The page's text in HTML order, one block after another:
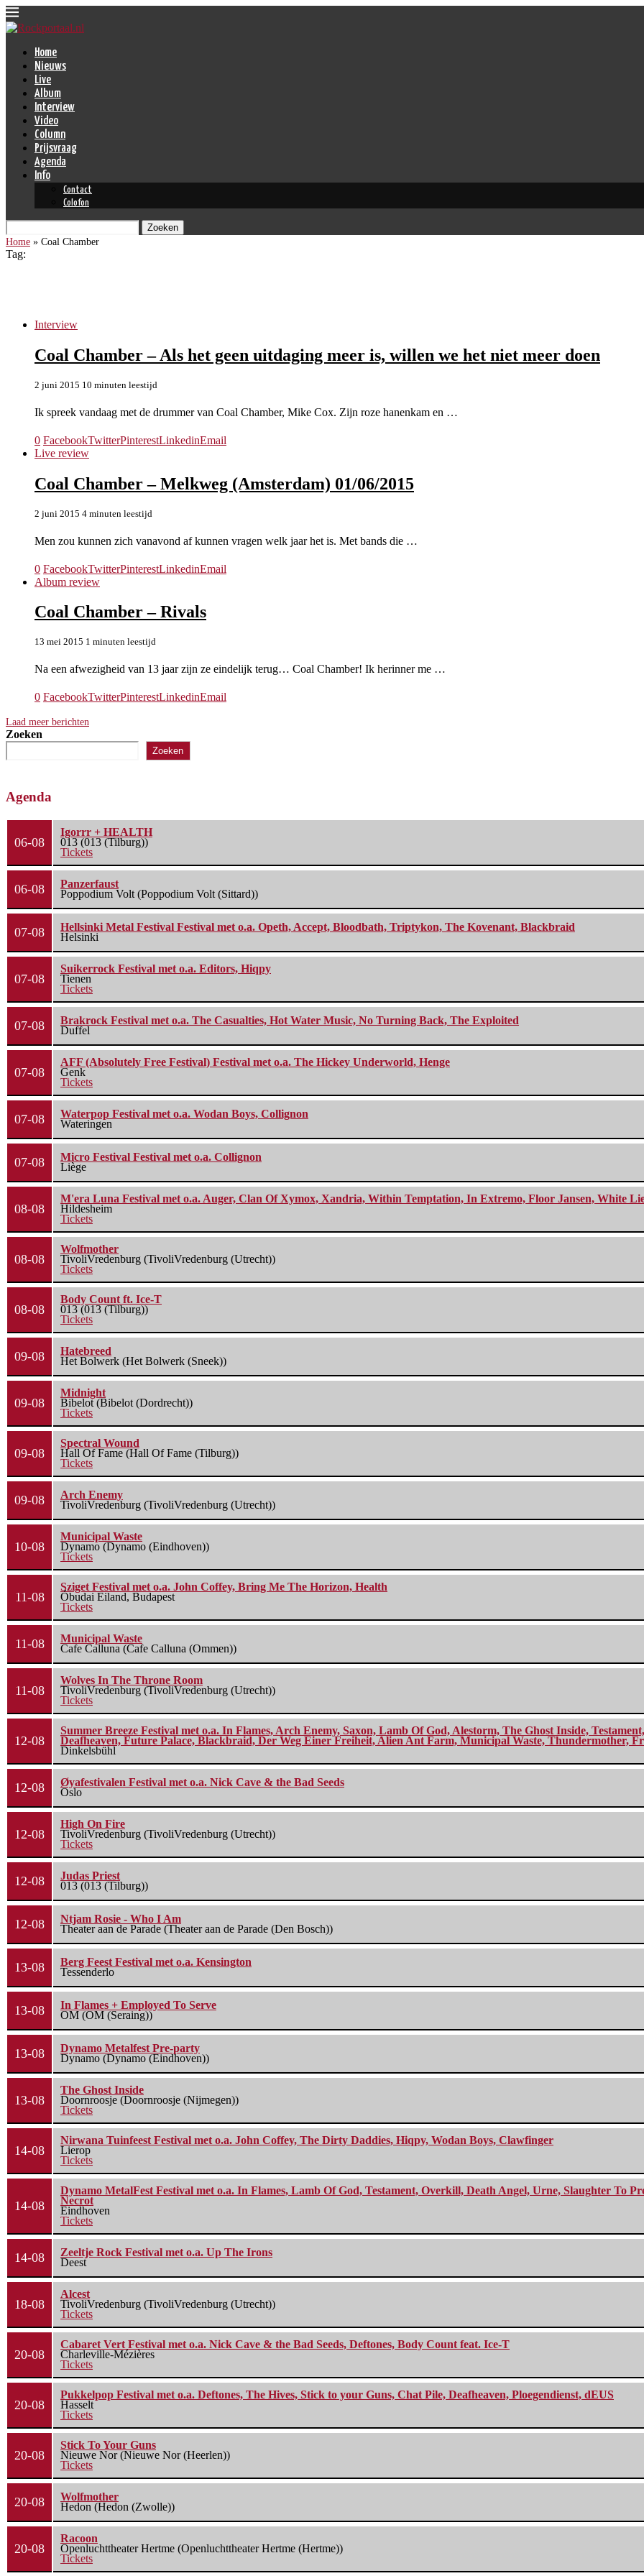
Home
Nieuws
Live
Album
Interview
Video
Column
Prijsvraag
Agenda
Info
Contact
Colofon
Zoeken
Home » Coal Chamber
Tag:
Interview
Coal Chamber – Als het geen uitdaging meer is, willen we het niet meer doen
2 juni 2015 10 minuten leestijd
Ik spreek vandaag met de drummer van Coal Chamber, Mike Cox. Zijn roze hanenkam en …
0 FacebookTwitterPinterestLinkedinEmail
Live review
Coal Chamber – Melkweg (Amsterdam) 01/06/2015
2 juni 2015 4 minuten leestijd
Men zou kunnen zich vanavond af kunnen vragen welk jaar het is. Met bands die …
0 FacebookTwitterPinterestLinkedinEmail
Album review
Coal Chamber – Rivals
13 mei 2015 1 minuten leestijd
Na een afwezigheid van 13 jaar zijn ze eindelijk terug… Coal Chamber! Ik herinner me …
0 FacebookTwitterPinterestLinkedinEmail
Laad meer berichten
Zoeken
Zoeken
Agenda
06-08
Igorrr + HEALTH
013 (013 (Tilburg))
Tickets
06-08
Panzerfaust
Poppodium Volt (Poppodium Volt (Sittard))
07-08
Hellsinki Metal Festival Festival met o.a. Opeth, Accept, Bloodbath, Triptykon, The Kovenant, Blackbraid
Helsinki
07-08
Suikerrock Festival met o.a. Editors, Hiqpy
Tienen
Tickets
07-08
Brakrock Festival met o.a. The Casualties, Hot Water Music, No Turning Back, The Exploited
Duffel
07-08
AFF (Absolutely Free Festival) Festival met o.a. The Hickey Underworld, Henge
Genk
Tickets
07-08
Waterpop Festival met o.a. Wodan Boys, Collignon
Wateringen
07-08
Micro Festival Festival met o.a. Collignon
Liège
08-08
M'era Luna Festival met o.a. Auger, Clan Of Xymox, Xandria, Within Temptation, In Extremo, Floor Jansen, White
Hildesheim
Tickets
08-08
Wolfmother
TivoliVredenburg (TivoliVredenburg (Utrecht))
Tickets
08-08
Body Count ft. Ice-T
013 (013 (Tilburg))
Tickets
09-08
Hatebreed
Het Bolwerk (Het Bolwerk (Sneek))
09-08
Midnight
Bibelot (Bibelot (Dordrecht))
Tickets
09-08
Spectral Wound
Hall Of Fame (Hall Of Fame (Tilburg))
Tickets
09-08
Arch Enemy
TivoliVredenburg (TivoliVredenburg (Utrecht))
10-08
Municipal Waste
Dynamo (Dynamo (Eindhoven))
Tickets
11-08
Sziget Festival met o.a. John Coffey, Bring Me The Horizon, Health
Óbudai Eiland, Budapest
Tickets
11-08
Municipal Waste
Cafe Calluna (Cafe Calluna (Ommen))
11-08
Wolves In The Throne Room
TivoliVredenburg (TivoliVredenburg (Utrecht))
Tickets
12-08
Summer Breeze Festival met o.a. In Flames, Arch Enemy, Saxon, Lamb Of God, Alestorm, The Ghost Inside,
Deafheaven, Future Palace, Blackbraid, Der Weg Einer Freiheit, Alien Ant Farm, Municipal Waste, Thundermother,
Dinkelsbühl
12-08
Øyafestivalen Festival met o.a. Nick Cave & the Bad Seeds
Oslo
12-08
High On Fire
TivoliVredenburg (TivoliVredenburg (Utrecht))
Tickets
12-08
Judas Priest
013 (013 (Tilburg))
12-08
Ntjam Rosie - Who I Am
Theater aan de Parade (Theater aan de Parade (Den Bosch))
13-08
Berg Feest Festival met o.a. Kensington
Tessenderlo
13-08
In Flames + Employed To Serve
OM (OM (Seraing))
13-08
Dynamo Metalfest Pre-party
Dynamo (Dynamo (Eindhoven))
13-08
The Ghost Inside
Doornroosje (Doornroosje (Nijmegen))
Tickets
14-08
Nirwana Tuinfeest Festival met o.a. John Coffey, The Dirty Daddies, Hiqpy, Wodan Boys, Clawfinger
Lierop
Tickets
14-08
Dynamo MetalFest Festival met o.a. In Flames, Lamb Of God, Testament, Overkill, Death Angel, Urne, Slaughter To
Necrot
Eindhoven
Tickets
14-08
Zeeltje Rock Festival met o.a. Up The Irons
Deest
18-08
Alcest
TivoliVredenburg (TivoliVredenburg (Utrecht))
Tickets
20-08
Cabaret Vert Festival met o.a. Nick Cave & the Bad Seeds, Deftones, Body Count feat. Ice-T
Charleville-Mézières
Tickets
20-08
Pukkelpop Festival met o.a. Deftones, The Hives, Stick to your Guns, Chat Pile, Deafheaven, Ploegendienst, dEUS
Hasselt
Tickets
20-08
Stick To Your Guns
Nieuwe Nor (Nieuwe Nor (Heerlen))
Tickets
20-08
Wolfmother
Hedon (Hedon (Zwolle))
20-08
Racoon
Openluchttheater Hertme (Openluchttheater Hertme (Hertme))
Tickets